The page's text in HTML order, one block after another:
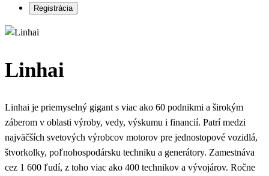
Registrácia
Linhai
Linhai je priemyselný gigant s viac ako 60 podnikmi a širokým
záberom v oblasti výroby, vedy, výskumu i financií. Patrí medzi
najväčších svetových výrobcov motorov pre jednostopové vozidlá,
štvorkolky, poľnohospodársku techniku ​​a generátory. Zamestnáva
cez 1 600 ľudí, z toho viac ako 400 technikov a vývojárov. Ročne